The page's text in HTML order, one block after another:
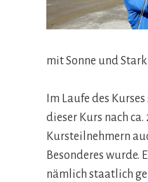
mit Sonne und
Im Laufe des
dieser Kurs nach
Kursteilnehmern
Besonderes wurde.
nämlich staatlich